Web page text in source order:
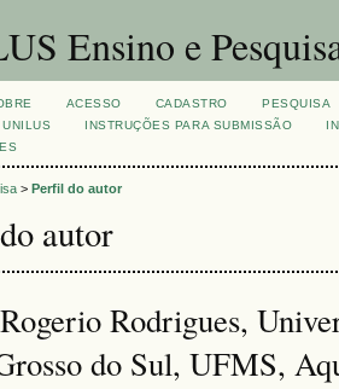
Ensino e
ACESSO CADASTRO
PESQUISA
UNILUS INSTRUÇÕES PARA SUBMISSÃO
> Perfil do autor
autor
Rodrigues,
do Sul, UFMS,